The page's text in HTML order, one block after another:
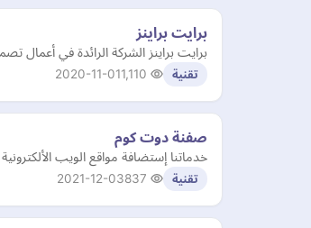
برايت براينز
برايت براينز الشركة الرائدة في أعمال
تقنية 2020-11-01
صفنة دوت كوم
خدماتنا إستضافة مواقع الويب
تقنية 2021-12-03